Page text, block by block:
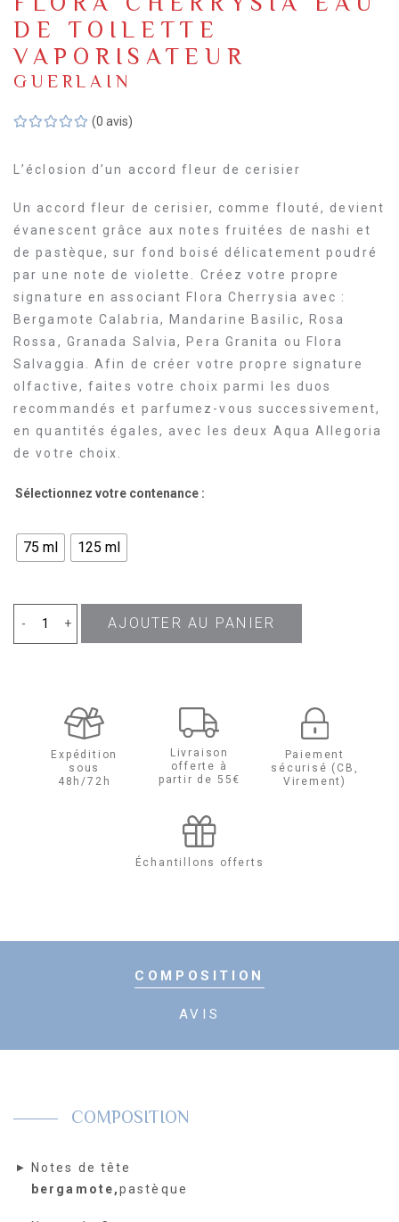
DE TOILETTE
VAPORISATEUR
GUERLAIN
(0 avis)
L’éclosion d’un accord fleur de cerisier
Un accord fleur de cerisier, comme flouté, devient
évanescent grâce aux notes fruitées de nashi et
de pastèque, sur fond boisé délicatement poudré
par une note de violette. Créez votre propre
signature en associant Flora Cherrysia avec :
Bergamote Calabria, Mandarine Basilic, Rosa
Rossa, Granada Salvia, Pera Granita ou Flora
Salvaggia. Afin de créer votre propre signature
olfactive, faites votre choix parmi les duos
recommandés et parfumez-vous successivement,
en quantités égales, avec les deux Aqua Allegoria
de votre choix.
Sélectionnez votre contenance :
75 ml 125 ml
+
- quantité
Allegoria
AJOUTER AU PANIER
Expédition
sous
48h/72h
Livraison
offerte à
partir de 55€
Paiement
sécurisé (CB,
Virement)
Échantillons offerts
COMPOSITION
AVIS
COMPOSITION
Notes de tête
bergamote,pastèque